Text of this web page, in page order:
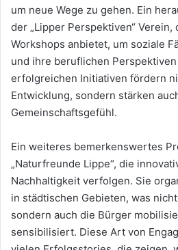
um neue Wege zu gehen. Ein
der „Lipper Perspektiven“
Workshops anbietet, um soziale
und ihre beruflichen
erfolgreichen Initiativen fördern
Entwicklung, sondern stärken
Gemeinschaftsgefühl.
Ein weiteres bemerkenswertes
„Naturfreunde Lippe“, die
Nachhaltigkeit verfolgen. Sie
in städtischen Gebieten, was
sondern auch die Bürger
sensibilisiert. Diese Art von